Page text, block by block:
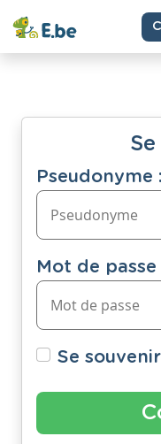
Pseudonyme :
Mot de passe
Se